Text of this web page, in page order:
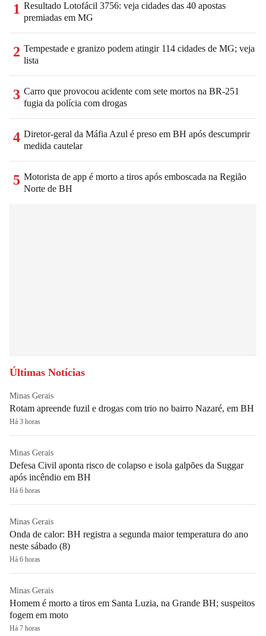
1 Resultado Lotofácil 3756: veja cidades das 40 apostas
premiadas em MG
2 Tempestade e granizo podem atingir 114 cidades de MG; veja
lista
3 Carro que provocou acidente com sete mortos na BR-251
fugia da polícia com drogas
4 Diretor-geral da Máfia Azul é preso em BH após descumprir
medida cautelar
5 Motorista de app é morto a tiros após emboscada na Região
Norte de BH
Últimas Notícias
Minas Gerais
Rotam apreende fuzil e drogas com trio no bairro Nazaré, em BH
Há 3 horas
Minas Gerais
Defesa Civil aponta risco de colapso e isola galpões da Suggar
após incêndio em BH
Há 6 horas
Minas Gerais
Onda de calor: BH registra a segunda maior temperatura do ano
neste sábado (8)
Há 6 horas
Minas Gerais
Homem é morto a tiros em Santa Luzia, na Grande BH; suspeitos
fogem em moto
Há 7 horas